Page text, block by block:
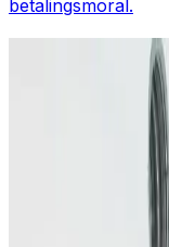
betalingsmoral.
Vi tilbyder alt
anlæg til rens og
Installation af
Professionel